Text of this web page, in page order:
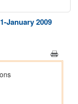
January 2009